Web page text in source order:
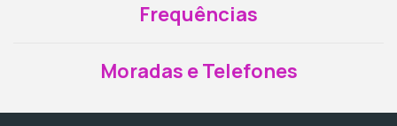
Frequências
Moradas e Telefones